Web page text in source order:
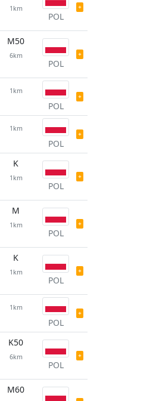
1km
POL
M50
6km
POL
1km
POL
1km
POL
K
1km
POL
M
1km
POL
K
1km
POL
1km
POL
K50
6km
POL
M60